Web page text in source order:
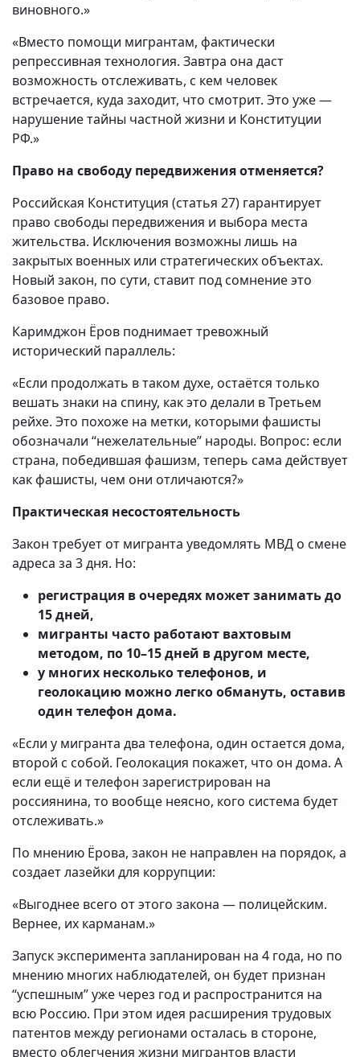
виновного.»
«Вместо помощи мигрантам, фактически
репрессивная технология. Завтра она даст
возможность отслеживать, с кем человек
встречается, куда заходит, что смотрит. Это уже —
нарушение тайны частной жизни и Конституции
РФ.»
Право на свободу передвижения отменяется?
Российская Конституция (статья 27) гарантирует
право свободы передвижения и выбора места
жительства. Исключения возможны лишь на
закрытых военных или стратегических объектах.
Новый закон, по сути, ставит под сомнение это
базовое право.
Каримджон Ёров поднимает тревожный
исторический параллель:
«Если продолжать в таком духе, остаётся только
вешать знаки на спину, как это делали в Третьем
рейхе. Это похоже на метки, которыми фашисты
обозначали “нежелательные” народы. Вопрос: если
страна, победившая фашизм, теперь сама действует
как фашисты, чем они отличаются?»
Практическая несостоятельность
Закон требует от мигранта уведомлять МВД о смене
адреса за 3 дня. Но:
регистрация в очередях может занимать до
15 дней,
мигранты часто работают вахтовым
методом, по 10–15 дней в другом месте,
у многих несколько телефонов, и
геолокацию можно легко обмануть, оставив
один телефон дома.
«Если у мигранта два телефона, один остается дома,
второй с собой. Геолокация покажет, что он дома. А
если ещё и телефон зарегистрирован на
россиянина, то вообще неясно, кого система будет
отслеживать.»
По мнению Ёрова, закон не направлен на порядок, а
создает лазейки для коррупции:
«Выгоднее всего от этого закона — полицейским.
Вернее, их карманам.»
Запуск эксперимента запланирован на 4 года, но по
мнению многих наблюдателей, он будет признан
“успешным” уже через год и распространится на
всю Россию. При этом идея расширения трудовых
патентов между регионами осталась в стороне,
вместо облегчения жизни мигрантов власти